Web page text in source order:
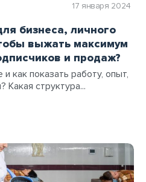
17 января 2024
бизнеса, личного
выжать максимум
и продаж?
как показать работу, опыт,
Какая структура...